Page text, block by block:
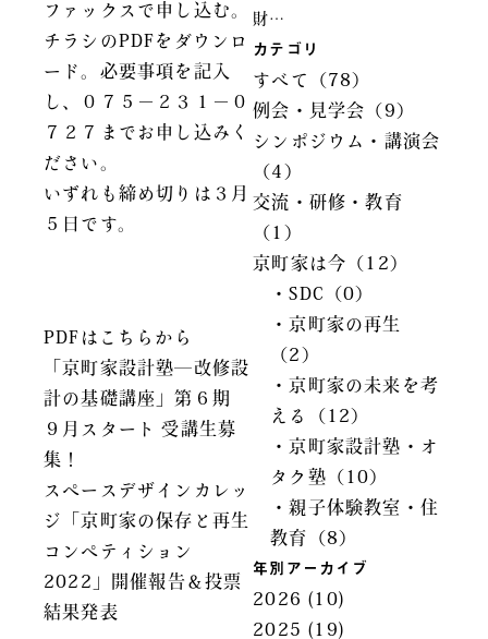
ファックスで申し込む。
チラシのPDFをダウンロ
ード。必要事項を記入
し、０７５－２３１－０
７２７までお申し込みく
ださい。
いずれも締め切りは３月
５日です。
PDFはこちらから
「京町家設計塾―改修設
計の基礎講座」第６期
９月スタート 受講生募
集！
スペースデザインカレッ
ジ「京町家の保存と再生
コンペティション
2022」開催報告＆投票
結果発表
財…
カテゴリ
すべて（78）
例会・見学会（9）
シンポジウム・講演会
（4）
交流・研修・教育
（1）
京町家は今（12）
・SDC（0）
・京町家の再生
（2）
・京町家の未来を考
える（12）
・京町家設計塾・オ
タク塾（10）
・親子体験教室・住
教育（8）
年別アーカイブ
2026 (10)
2025 (19)